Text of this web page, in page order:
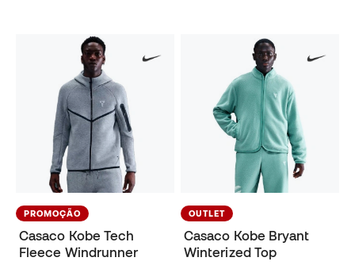
PROMOÇÃO
Casaco Kobe Tech
Fleece Windrunner
OUTLET
Casaco Kobe Bryant
Winterized Top